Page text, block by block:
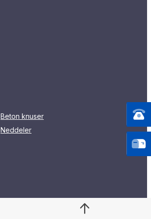
Beton knuser
Neddeler